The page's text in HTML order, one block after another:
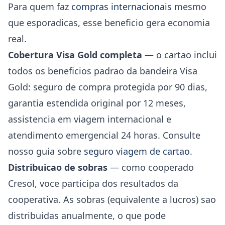
Para quem faz compras internacionais mesmo
que esporadicas, esse beneficio gera economia
real.
Cobertura Visa Gold completa — o cartao inclui
todos os beneficios padrao da bandeira Visa
Gold: seguro de compra protegida por 90 dias,
garantia estendida original por 12 meses,
assistencia em viagem internacional e
atendimento emergencial 24 horas. Consulte
nosso guia sobre seguro viagem de cartao.
Distribuicao de sobras — como cooperado
Cresol, voce participa dos resultados da
cooperativa. As sobras (equivalente a lucros) sao
distribuidas anualmente, o que pode